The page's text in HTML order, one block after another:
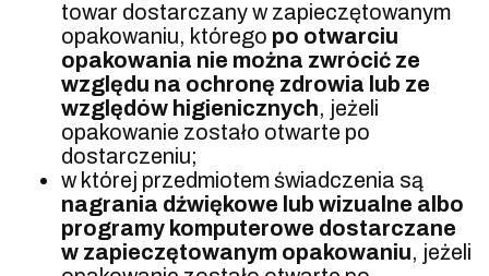
towar dostarczany w zapieczętowanym
opakowaniu, którego po otwarciu
opakowania nie można zwrócić ze
względu na ochronę zdrowia lub ze
względów higienicznych, jeżeli
opakowanie zostało otwarte po
dostarczeniu;
w której przedmiotem świadczenia są
nagrania dźwiękowe lub wizualne albo
programy komputerowe dostarczane
w zapieczętowanym opakowaniu, jeżeli